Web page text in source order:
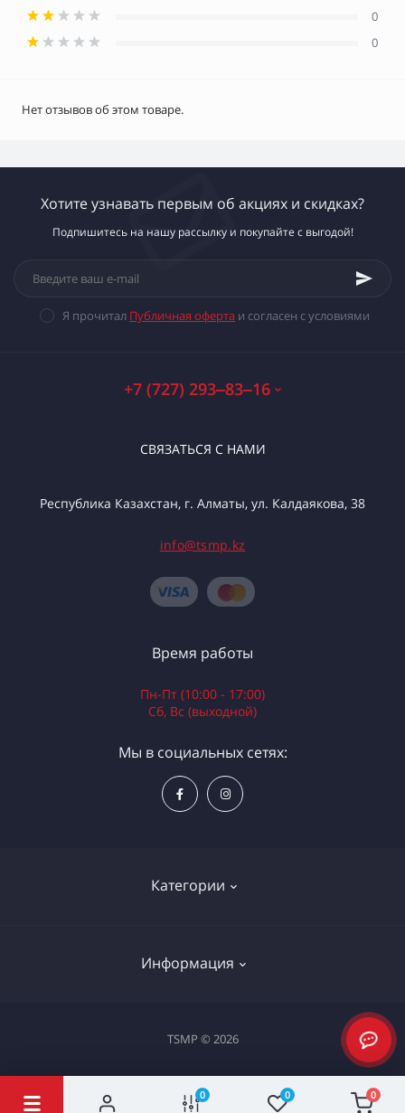
0 0 0
0
0
Нет отзывов об этом товаре.
Хотите узнавать первым об акциях и скидках?
Подпишитесь на нашу рассылку и покупайте с выгодой!
Я прочитал Публичная оферта и согласен с условиями
+7 (727) 293‒83‒16
СВЯЗАТЬСЯ С НАМИ
Республика Казахстан, г. Алматы, ул. Калдаякова, 38
info@tsmp.kz
Категории
Электроинструменты
Информация
Доставка и оплата
Политика конфиденциальности
Время работы
Пн-Пт (10:00 - 17:00)
Сб, Вс (выходной)
Мы в социальных сетях:
TSMP © 2026